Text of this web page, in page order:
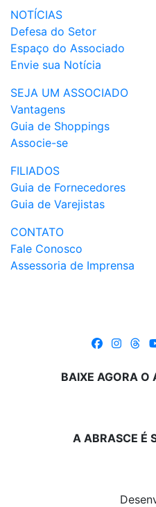
NOTÍCIAS
Defesa do Setor
Espaço do Associado
Envie sua Notícia
SEJA UM ASSOCIADO
Vantagens
Guia de Shoppings
Associe-se
FILIADOS
Guia de Fornecedores
Guia de Varejistas
CONTATO
Fale Conosco
Assessoria de Imprensa
BAIXE AGORA O
A ABRASCE É